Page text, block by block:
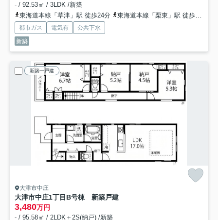
- / 92.53㎡ / 3LDK /新築
東海道本線「草津」駅 徒歩24分
東海道本線「栗東」駅 徒歩37分
都市ガス 電気有
公共下水
新築
新築一戸建
大津市中庄
大津市中庄1丁目B号棟 新築戸建
3,480万円
- / 95.58㎡ / 2LDK＋2S(納戸) /新築